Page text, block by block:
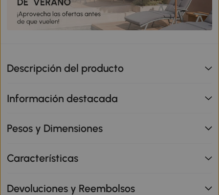
Descripción del producto
Información destacada
Pesos y Dimensiones
Características
Devoluciones y Reembolsos